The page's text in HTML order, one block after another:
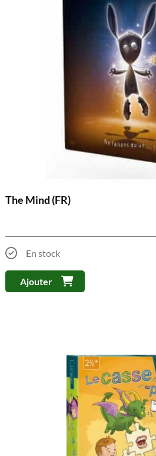
The Mind (FR)
En stock
Ajouter